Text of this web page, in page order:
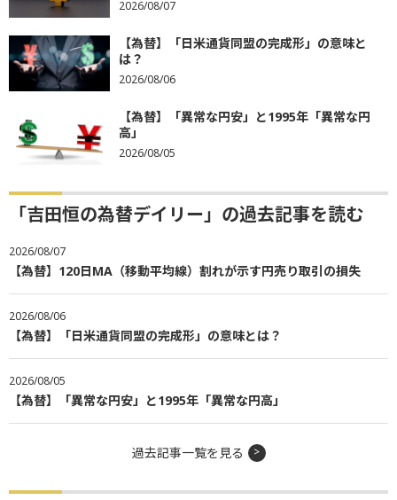
2026/08/07
【為替】「日米通貨同盟の完成形」の意味と
は？
2026/08/06
【為替】「異常な円安」と1995年「異常な円
高」
2026/08/05
「吉田恒の為替デイリー」の過去記事を読む
2026/08/07
【為替】120日MA（移動平均線）割れが示す円売り取引の損失
2026/08/06
【為替】「日米通貨同盟の完成形」の意味とは？
2026/08/05
【為替】「異常な円安」と1995年「異常な円高」
過去記事一覧を見る